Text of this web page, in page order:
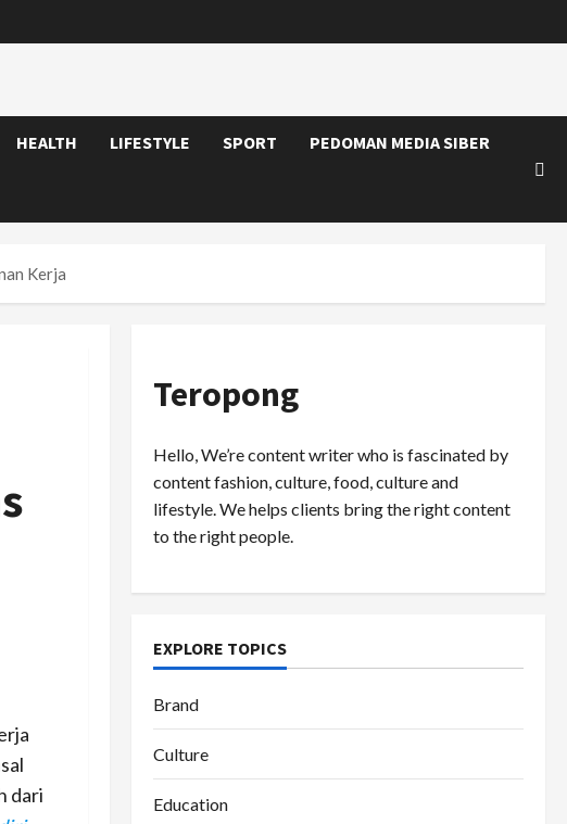
HEALTH LIFESTYLE SPORT PEDOMAN MEDIA SIBER
Kerja
dari
Teropong
Hello, We’re content writer who is fascinated by
content fashion, culture, food, culture and
lifestyle. We helps clients bring the right content
to the right people.
EXPLORE TOPICS
Brand
Culture
Education